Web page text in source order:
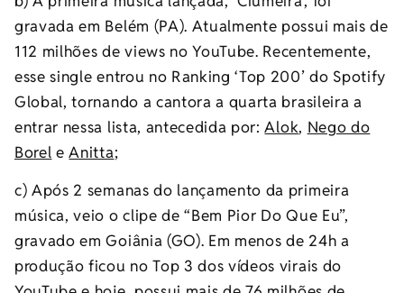
gravada em Belém (PA). Atualmente possui mais de
112 milhões de views no YouTube. Recentemente,
esse single entrou no Ranking ‘Top 200’ do Spotify
Global, tornando a cantora a quarta brasileira a
entrar nessa lista, antecedida por:Alok, Nego do
Borel eAnitta;
c) Após 2 semanas do lançamento da primeira
música, veio o clipe de “Bem Pior Do Que Eu”,
gravado em Goiânia (GO). Em menos de 24h a
produção ficou no Top 3 dos vídeos virais do